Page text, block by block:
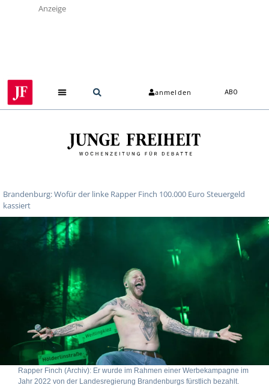
Anzeige
anmelden ABO
Brandenburg: Wofür der linke Rapper Finch 100.000 Euro Steuergeld
kassiert
Rapper Finch (Archiv): Er wurde im Rahmen einer Werbekampagne im
Jahr 2022 von der Landesregierung Brandenburgs fürstlich bezahlt.